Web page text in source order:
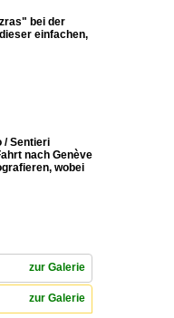
bei der
einfachen,
/ Sentieri
nach Genève
wobei
zur Galerie
zur Galerie